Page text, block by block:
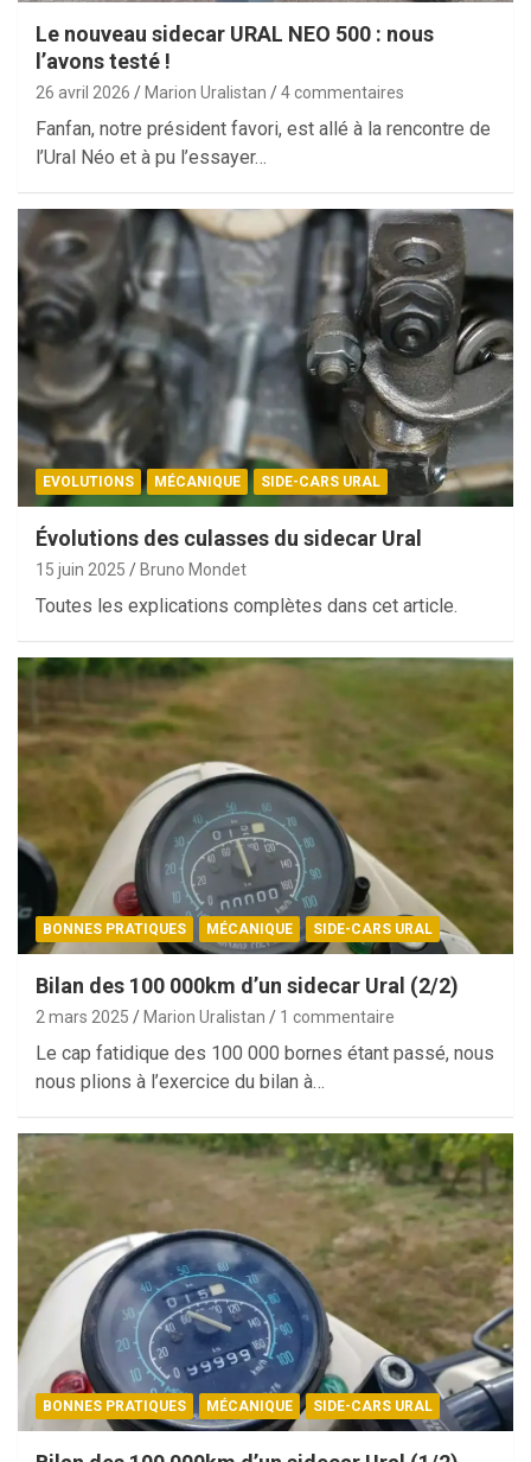
Le nouveau sidecar URAL NEO 500 : nous
l’avons testé !
26 avril 2026 Marion Uralistan 4 commentaires
Fanfan, notre président favori, est allé à la rencontre de
l’Ural Néo et à pu l’essayer…
EVOLUTIONS MÉCANIQUE SIDE-CARS URAL
Évolutions des culasses du sidecar Ural
15 juin 2025 Bruno Mondet
Toutes les explications complètes dans cet article.
BONNES PRATIQUES MÉCANIQUE SIDE-CARS URAL
Bilan des 100 000km d’un sidecar Ural (2/2)
2 mars 2025 Marion Uralistan 1 commentaire
Le cap fatidique des 100 000 bornes étant passé, nous
nous plions à l’exercice du bilan à…
BONNES PRATIQUES MÉCANIQUE SIDE-CARS URAL